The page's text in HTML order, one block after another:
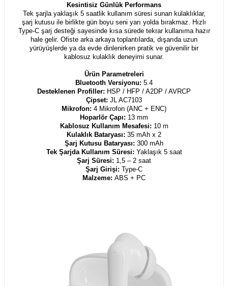
Kesintisiz Günlük Performans
Tek şarjla yaklaşık 5 saatlik kullanım süresi sunan kulaklıklar,
şarj kutusu ile birlikte gün boyu seni yarı yolda bırakmaz. Hızlı
Type-C şarj desteği sayesinde kısa sürede tekrar kullanıma hazır
hale gelir. Ofiste arka arkaya toplantılarda, dışarıda uzun
yürüyüşlerde ya da evde dinlenirken pratik ve güvenilir bir
kablosuz kulaklık deneyimi sunar.
Ürün Parametreleri
Bluetooth Versiyonu: 5.4
Desteklenen Profiller: HSP / HFP / A2DP / AVRCP
Çipset: JL AC7103
Mikrofon: 4 Mikrofon (ANC + ENC)
Hoparlör Çapı: 13 mm
Kablosuz Kullanım Mesafesi: 10 m
Kulaklık Bataryası: 35 mAh x 2
Şarj Kutusu Bataryası: 300 mAh
Tek Şarjda Kullanım Süresi: Yaklaşık 5 saat
Şarj Süresi: 1,5 – 2 saat
Şarj Girişi: Type-C
Malzeme: ABS + PC